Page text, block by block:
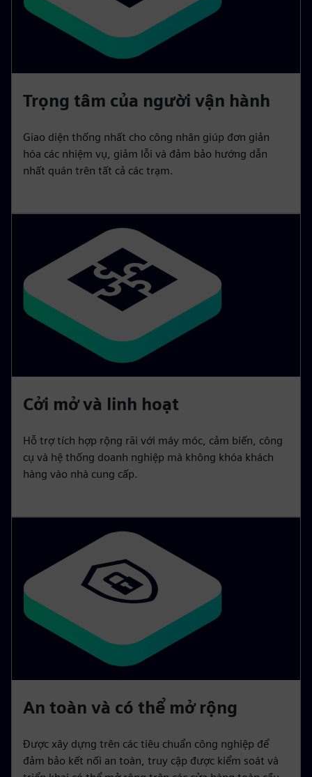
Trọng tâm của người vận hành
Giao diện thống nhất cho công nhân giúp đơn giản
hóa các nhiệm vụ, giảm lỗi và đảm bảo hướng dẫn
nhất quán trên tất cả các trạm.
Cởi mở và linh hoạt
Hỗ trợ tích hợp rộng rãi với máy móc, cảm biến, công
cụ và hệ thống doanh nghiệp mà không khóa khách
hàng vào nhà cung cấp.
An toàn và có thể mở rộng
Được xây dựng trên các tiêu chuẩn công nghiệp để
đảm bảo kết nối an toàn, truy cập được kiểm soát và